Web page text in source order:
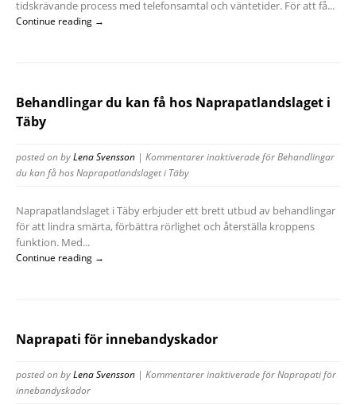
tidskrävande process med telefonsamtal och väntetider. För att få...
Continue reading →
Behandlingar du kan få hos Naprapatlandslaget i
Täby
posted onbyLena Svensson | Kommentarer inaktiveradeför Behandlingar
du kan få hos Naprapatlandslaget i Täby
Naprapatlandslaget i Täby erbjuder ett brett utbud av behandlingar
för att lindra smärta, förbättra rörlighet och återställa kroppens
funktion. Med...
Continue reading →
Naprapati för innebandyskador
posted onbyLena Svensson | Kommentarer inaktiveradeför Naprapati för
innebandyskador